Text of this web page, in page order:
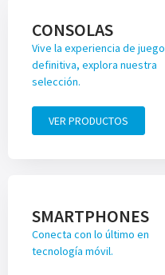
CONSOLAS
Vive la experiencia de juego
definitiva, explora nuestra
selección.
VER PRODUCTOS
SMARTPHONES
Conecta con lo último en
tecnología móvil.